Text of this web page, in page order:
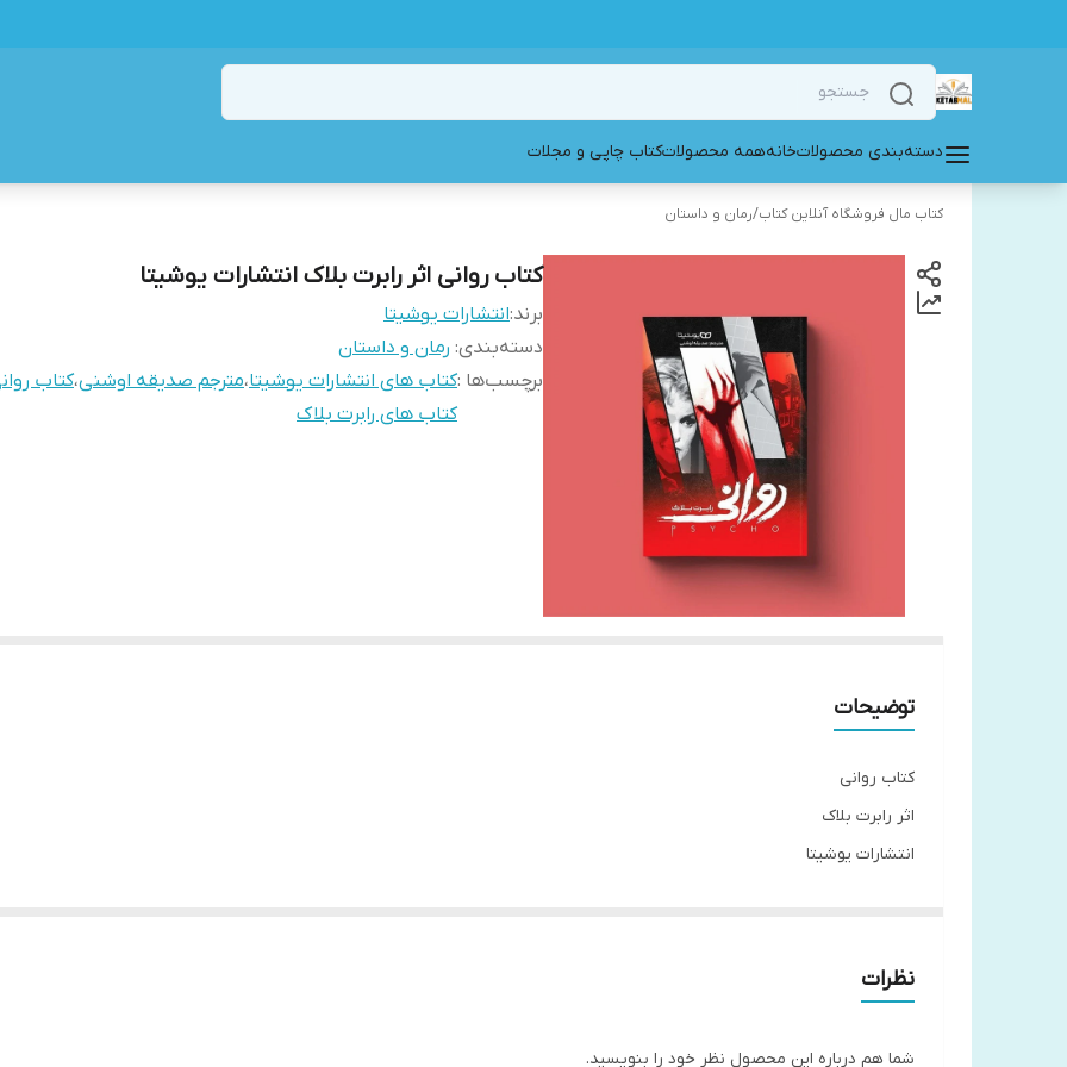
دسته‌بندی محصولاتخانههمه محصولاتکتاب چاپی و مجلات
کتاب مال فروشگاه آنلاین کتاب/رمان و داستان
کتاب روانی اثر رابرت بلاک انتشارات یوشیتا
برند:انتشارات یوشیتا
دسته‌بندی: رمان و داستان
برچسب‌ها :کتاب های انتشارات یوشیتا،مترجم صدیقه اوشنی،کتاب
کتاب های رابرت بلاک
توضیحات
کتاب روانی
اثر رابرت بلاک
انتشارات یوشیتا
تعداد صفحات 176
نظرات
شما هم درباره این محصول نظر خود را بنویسید.